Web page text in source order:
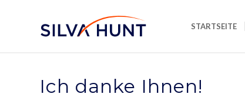
STARTSEITE
Ich danke Ihnen!